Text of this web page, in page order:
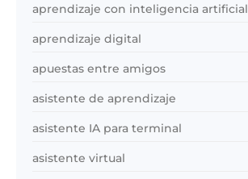
aprendizaje con inteligencia artificial
aprendizaje digital
apuestas entre amigos
asistente de aprendizaje
asistente IA para terminal
asistente virtual